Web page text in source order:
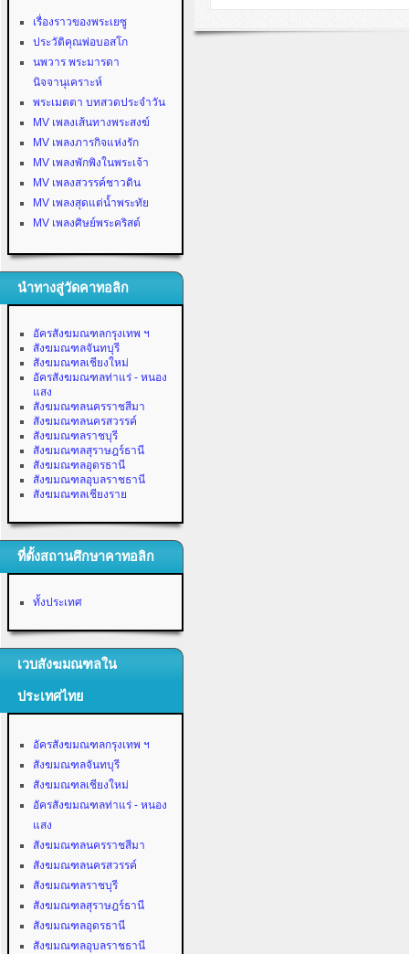
เรื่องราวของพระเยซู
ประวัติคุณพ่อบอสโก
นพวาร พระมารดา
นิจจานุเคราะห์
พระเมตตา บทสวดประจำวัน
MV เพลงเส้นทางพระสงฆ์
MV เพลงภารกิจแห่งรัก
MV เพลงพักพิงในพระเจ้า
MV เพลงสวรรค์ชาวดิน
MV เพลงสุดแต่น้ำพระทัย
MV เพลงศิษย์พระคริสต์
นำทางสู่วัดคาทอลิก
อัครสังฆมณฑลกรุงเทพ ฯ
สังฆมณฑลจันทบุรี
สังฆมณฑลเชียงใหม่
อัครสังฆมณฑลท่าแร่ - หนอง
แสง
สังฆมณฑลนครราชสีมา
สังฆมณฑลนครสวรรค์
สังฆมณฑลราชบุรี
สังฆมณฑลสุราษฎร์ธานี
สังฆมณฑลอุดรธานี
สังฆมณฑลอุบลราชธานี
สังฆมณฑลเชียงราย
ที่ตั้งสถานศึกษาคาทอลิก
ทั้งประเทศ
เวบสังฆมณฑลใน
ประเทศไทย
อัครสังฆมณฑลกรุงเทพ ฯ
สังฆมณฑลจันทบุรี
สังฆมณฑลเชียงใหม่
อัครสังฆมณฑลท่าแร่ - หนอง
แสง
สังฆมณฑลนครราชสีมา
สังฆมณฑลนครสวรรค์
สังฆมณฑลราชบุรี
สังฆมณฑลสุราษฎร์ธานี
สังฆมณฑลอุดรธานี
สังฆมณฑลอุบลราชธานี